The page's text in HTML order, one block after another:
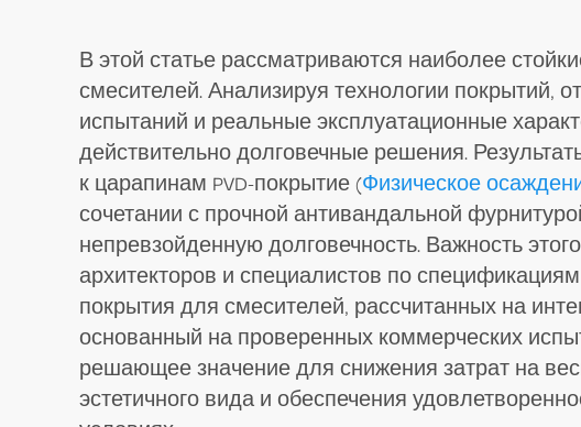
В этой статье рассматриваются наиболее
смесителей. Анализируя технологии покрытий,
испытаний и реальные эксплуатационные
действительно долговечные решения.
к царапинам PVD-покрытие (Физическое
сочетании с прочной антивандальной
непревзойденную долговечность. Важность
архитекторов и специалистов по
покрытия для смесителей, рассчитанных на
основанный на проверенных коммерческих
решающее значение для снижения затрат на
эстетичного вида и обеспечения